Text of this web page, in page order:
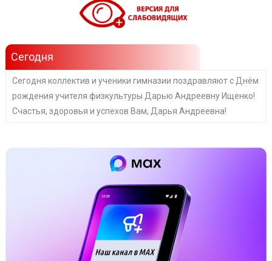
Сегодня
Сегодня коллектив и ученики гимназии поздравляют с Днём
рождения учителя физкультуры Дарью Андреевну Ищенко!
Счастья, здоровья и успехов Вам, Дарья Андреевна!